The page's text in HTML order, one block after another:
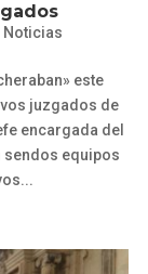
Noticias
este
juzgados de
encargada del
sendos equipos